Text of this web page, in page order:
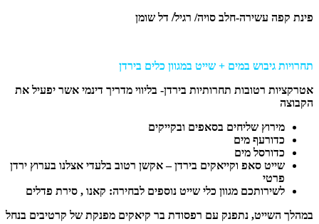
פינת קפה עשירה-חלב סויה/ רגיל/ דל שומן
תחרויות גיבוש במים + שייט במגוון כלים בירדן
אטרקציות רטובות תחרותיות בירדן- בליווי מדריך דינמי אשר יפעיל את
הקבוצה
מירוץ שליחים בסאפים ובקייקים
כדורעף מים
כדורסל מים
שייט סאפ וקייאקים בירדן – אקשן רטוב בלעדי אצלנו בערוץ ירדן
פרטי
לשירותכם מגוון כלי שייט נוספים לבחירה: קאנו , סירת פדלים
במהלך השייט, נתפנק עם רפסודת בר קיאקים מפנקת של קרטיבים בנחל